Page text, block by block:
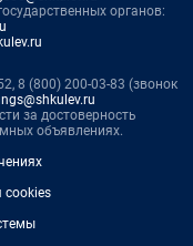
органов:
8 (800) 200-03-83 (звонок
за достоверность
объявлениях.
cookies